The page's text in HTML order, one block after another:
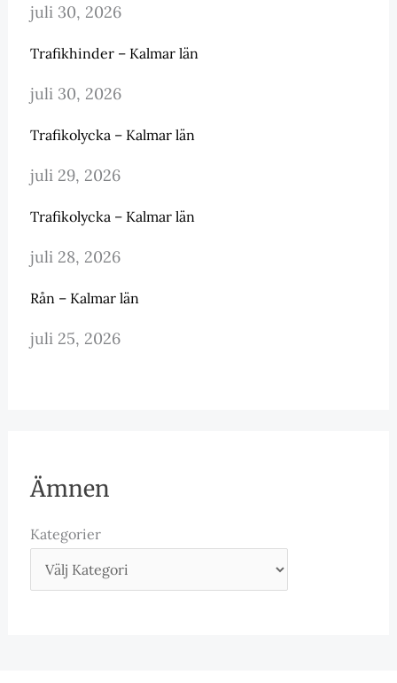
juli 30, 2026
Trafikhinder – Kalmar län
juli 30, 2026
Trafikolycka – Kalmar län
juli 29, 2026
Trafikolycka – Kalmar län
juli 28, 2026
Rån – Kalmar län
juli 25, 2026
Ämnen
Kategorier